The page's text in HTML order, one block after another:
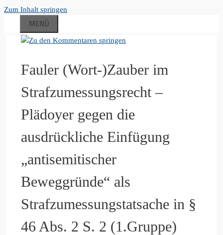
Zum Inhalt springen
MENÜ
Fauler (Wort-)Zauber im
Strafzumessungsrecht –
Plädoyer gegen die
ausdrückliche Einfügung
„antisemitischer
Beweggründe“ als
Strafzumessungstatsache in §
46 Abs. 2 S. 2 (1.Gruppe)